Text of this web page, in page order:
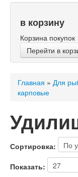
в корзину
Корзина покупок
Перейти в
Главная » Для
карповые
Сортировка:
Показать: